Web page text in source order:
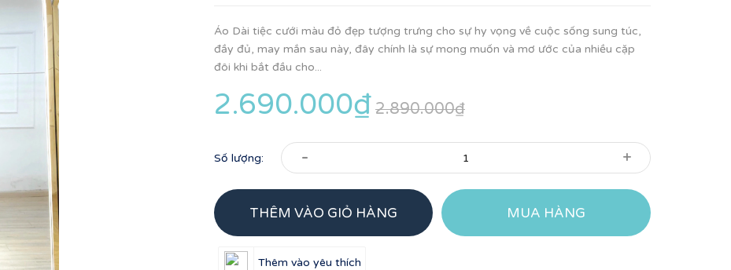
Áo Dài tiệc cưới màu đỏ đẹp tượng trưng cho sự hy vọng về cuộc sống sung túc,
đầy đủ, may mắn sau này, đây chính là sự mong muốn và mơ ước của nhiều cặp
đôi khi bắt đầu cho...
2.690.000₫ 2.890.000₫
Số lượng: - +
THÊM VÀO GIỎ HÀNG MUA HÀNG
Thêm vào yêu thích